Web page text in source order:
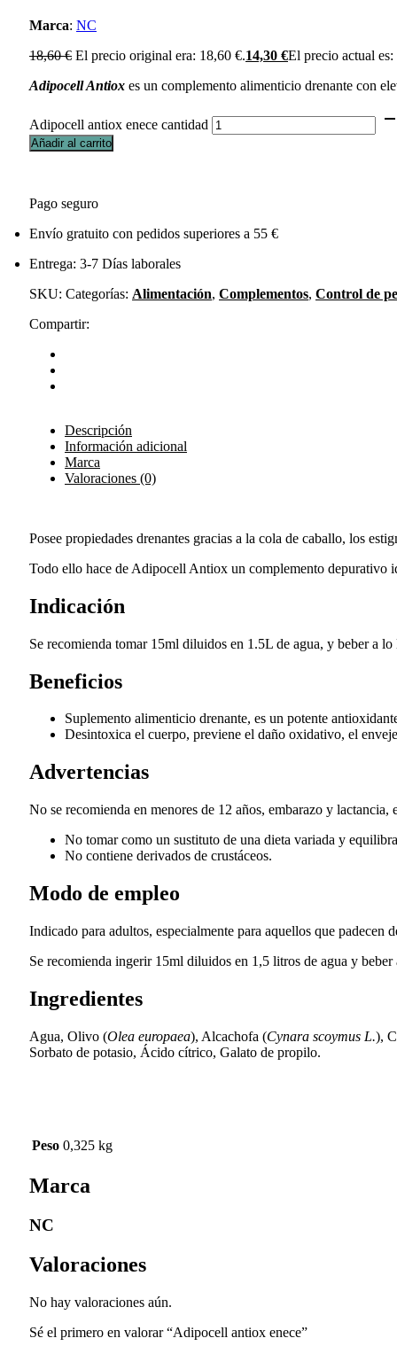
Marca: NC
18,60€ El precio original era: 18,60 €.14,30 €El precio actual
Adipocell Antiox es un complemento alimenticio drenante con
Adipocell antiox enece cantidad
Añadir al carrito
Pago seguro
Envío gratuito con pedidos superiores a 55 €
Entrega: 3-7 Días laborales
SKU: Categorías: Alimentación, Complementos, Control de
Compartir:
Descripción
Información adicional
Marca
Valoraciones (0)
Posee propiedades drenantes gracias a la cola de caballo, los
Todo ello hace de Adipocell Antiox un complemento depurativo
Indicación
Se recomienda tomar 15ml diluidos en 1.5L de agua, y beber a
Beneficios
Suplemento alimenticio drenante, es un potente
Desintoxica el cuerpo, previene el daño oxidativo, el
Advertencias
No se recomienda en menores de 12 años, embarazo y
No tomar como un sustituto de una dieta variada y
No contiene derivados de crustáceos.
Modo de empleo
Indicado para adultos, especialmente para aquellos que padecen
Se recomienda ingerir 15ml diluidos en 1,5 litros de agua y
Ingredientes
Agua, Olivo (Olea europaea), Alcachofa (Cynara scoymus L.),
Sorbato de potasio, Ácido cítrico, Galato de propilo.
Peso 0,325 kg
Marca
NC
Valoraciones
No hay valoraciones aún.
Sé el primero en valorar “Adipocell antiox enece”